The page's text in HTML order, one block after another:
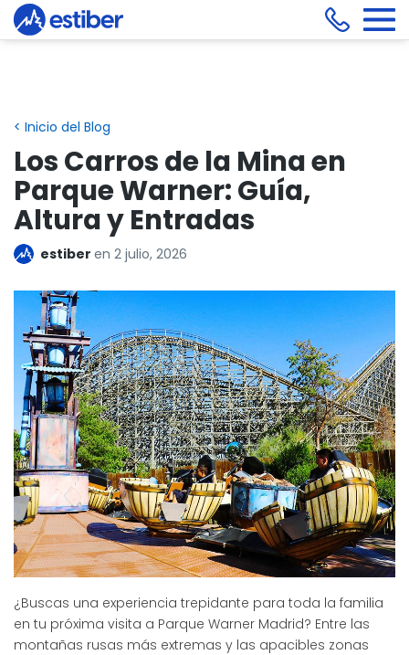
< Inicio del Blog
Los Carros de la Mina en
Parque Warner: Guía,
Altura y Entradas
estiber en 2 julio, 2026
¿Buscas una experiencia trepidante para toda la familia
en tu próxima visita a Parque Warner Madrid? Entre las
montañas rusas más extremas y las apacibles zonas